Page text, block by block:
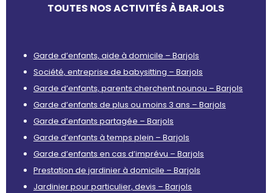
TOUTES NOS ACTIVITÉS À BARJOLS
Garde d’enfants, aide à domicile – Barjols
Société, entreprise de babysitting – Barjols
Garde d’enfants, parents cherchent nounou – Barjols
Garde d’enfants de plus ou moins 3 ans – Barjols
Garde d’enfants partagée – Barjols
Garde d’enfants à temps plein – Barjols
Garde d’enfants en cas d’imprévu – Barjols
Prestation de jardinier à domicile – Barjols
Jardinier pour particulier, devis – Barjols